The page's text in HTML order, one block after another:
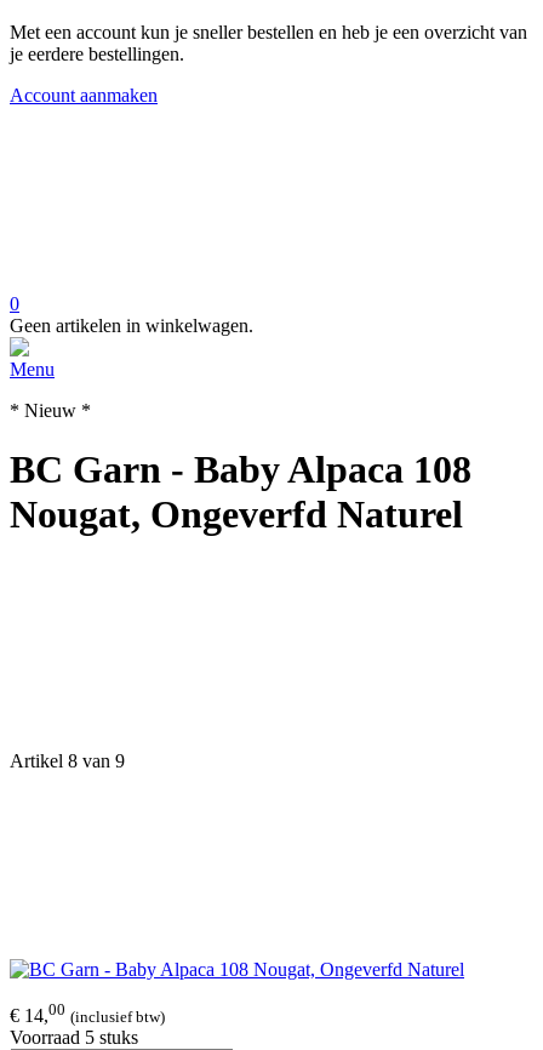
Met een account kun je sneller bestellen en heb je een overzicht van
je eerdere bestellingen.
Account aanmaken
0
Geen artikelen in winkelwagen.
Menu
* Nieuw *
BC Garn - Baby Alpaca 108
Nougat, Ongeverfd Naturel
Artikel 8 van 9
€ 14,00 (inclusief btw)
Voorraad 5 stuks